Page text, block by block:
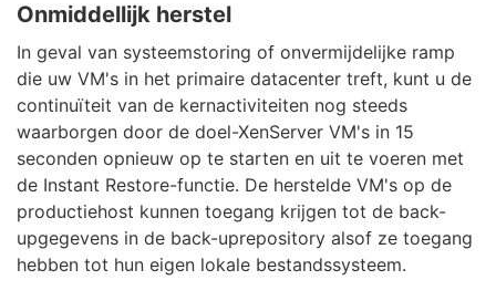
Onmiddellijk herstel
In geval van systeemstoring of onvermijdelijke ramp
die uw VM's in het primaire datacenter treft, kunt u de
continuïteit van de kernactiviteiten nog steeds
waarborgen door de doel-XenServer VM's in 15
seconden opnieuw op te starten en uit te voeren met
de Instant Restore-functie. De herstelde VM's op de
productiehost kunnen toegang krijgen tot de back-
upgegevens in de back-uprepository alsof ze toegang
hebben tot hun eigen lokale bestandssysteem.